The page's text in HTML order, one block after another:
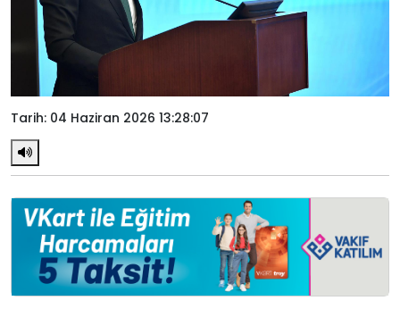
Tarih: 04 Haziran 2026 13:28:07